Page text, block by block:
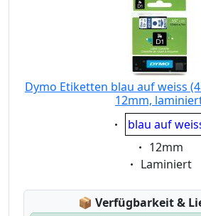
Dymo Etiketten blau auf weiss
12mm,
Eigenschaft:
blau auf
Eigenschaft:
12mm
Eigenschaft:
Laminiert
📦 Lagerstatus:
Verfügbarkeit &